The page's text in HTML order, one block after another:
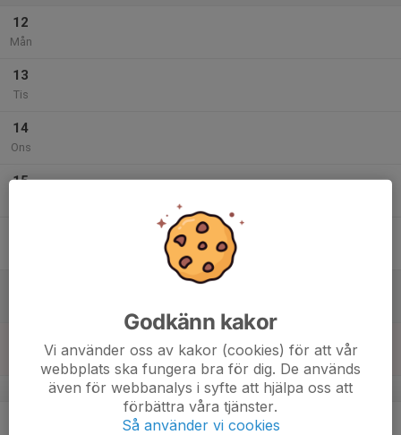
12
Mån
13
Tis
14
Ons
15
v.4
Godkänn kakor
Vi använder oss av kakor (cookies) för att vår
webbplats ska fungera bra för dig. De används
även för webbanalys i syfte att hjälpa oss att
förbättra våra tjänster.
Så använder vi cookies